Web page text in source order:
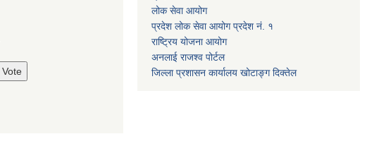
लोक सेवा आयोग
प्रदेश लोक सेवा आयोग प्रदेश नं. १
राष्ट्रिय योजना आयोग
अनलाई राजश्व पोर्टल
जिल्ला प्रशासन कार्यालय खोटाङ्ग दिक्तेल